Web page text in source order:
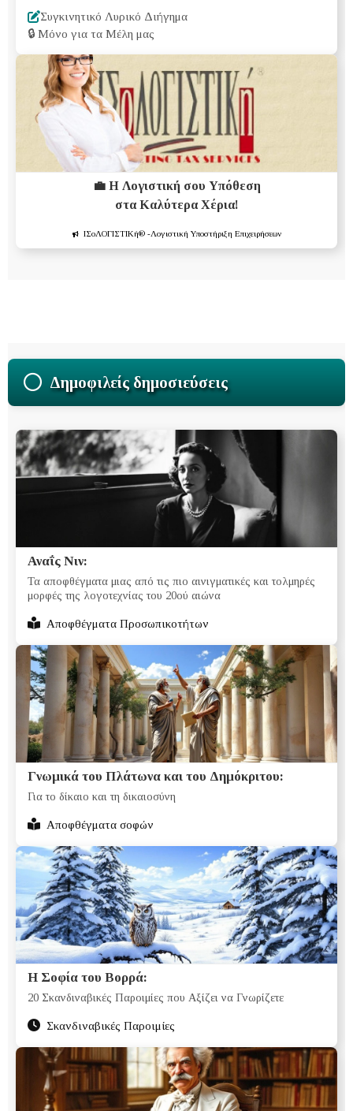
Συγκινητικό Λυρικό Διήγημα
🔒 Μόνο για τα Μέλη μας
💼 Η Λογιστική σου Υπόθεση
στα Καλύτερα Χέρια!
ΙΣοΛΟΓΙΣΤΙΚή®-Λογιστική Υποστήριξη Επιχειρήσεων
Δημοφιλείς δημοσιεύσεις
Αναΐς Νιν:
Τα αποφθέγματα μιας από τις πιο αινιγματικές και τολμηρές
μορφές της λογοτεχνίας του 20ού αιώνα
Αποφθέγματα Προσωπικοτήτων
Γνωμικά του Πλάτωνα και του Δημόκριτου:
Για το δίκαιο και τη δικαιοσύνη
Αποφθέγματα σοφών
Η Σοφία του Βορρά:
20 Σκανδιναβικές Παροιμίες που Αξίζει να Γνωρίζετε
Σκανδιναβικές Παροιμίες